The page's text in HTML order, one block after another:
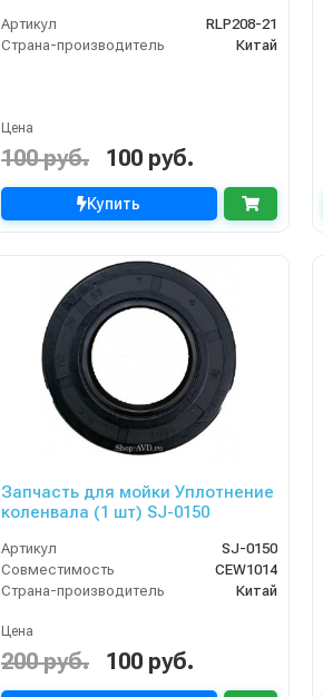
Артикул
RLP208-21
Страна-производитель
Китай
Цена
100 руб. 100 руб.
Купить
Запчасть для мойки Уплотнение
коленвала (1 шт) SJ-0150
Артикул
SJ-0150
Совместимость
CEW1014
Страна-производитель
Китай
Цена
200 руб. 100 руб.